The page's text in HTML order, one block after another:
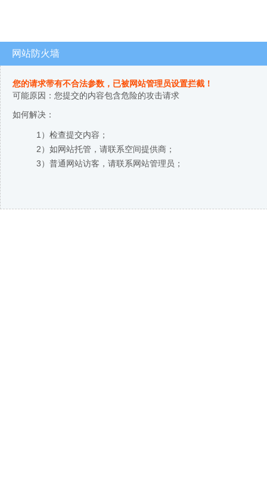
网站防火墙
您的请求带有不合法参数，已被网站管理员设置拦截！
可能原因：您提交的内容包含危险的攻击请求
如何解决：
1）检查提交内容；
2）如网站托管，请联系空间提供商；
3）普通网站访客，请联系网站管理员；